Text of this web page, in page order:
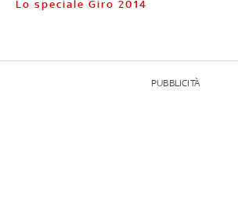
Lo speciale Giro 2014
PUBBLICITÀ